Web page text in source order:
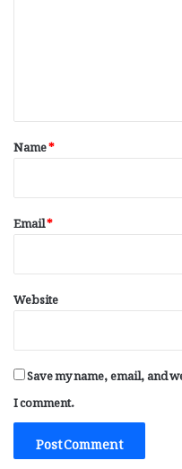
*
Name*
Email*
Website
Save my name, email, and
I comment.